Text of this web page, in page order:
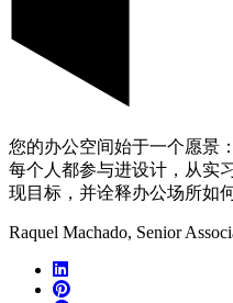
您的办公空间始于一个愿景
每个人都参与进设计，从实
现目标，并诠释办公场所如
Raquel Machado, Senior